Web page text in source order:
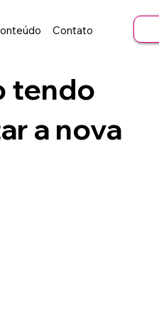
Contato
tendo
a nova